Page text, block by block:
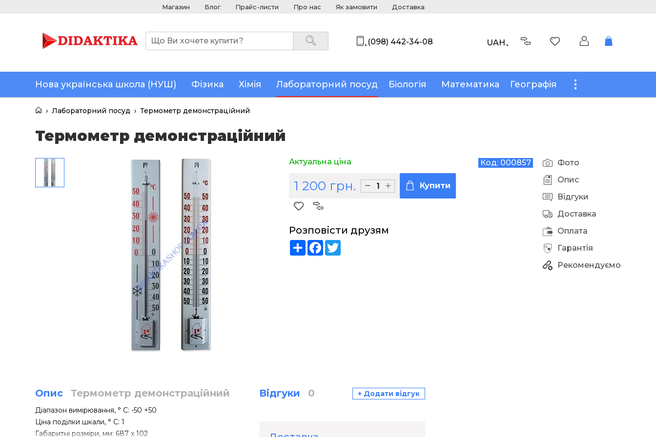
Магазин Блог Прайс-листи Про нас Як замовити Доставка
(098) 442-34-08 UAH
Нова українська школа (НУШ) Фізика Хімія Лабораторний посуд Біологія Математика Географія
› Лабораторний посуд › Термометр демонстраційний
Термометр демонстраційний
Фото
Опис
Відгуки
Доставка
Оплата
Гарантія
Рекомендуємо
Код: 000857
Актуальна ціна
1 200 грн. Купити
Розповісти друзям
ShareFacebook
Опис Термометр демонстраційний
Діапазон вимірювання, ° С: -50 +50
Ціна поділки шкали, ° С: 1
Габаритні розміри, мм: 687 х 102
Відгуки 0 + Додати відгук